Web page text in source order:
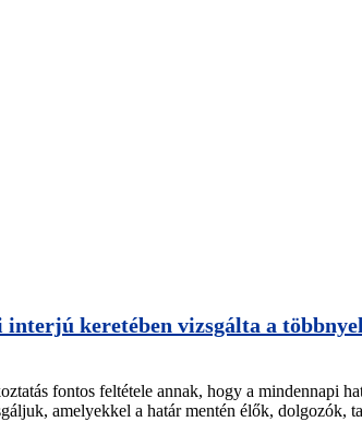
interjú keretében vizsgálta a
fontos feltétele annak, hogy a mindennapi
amelyekkel a határ mentén élők, dolgozók,